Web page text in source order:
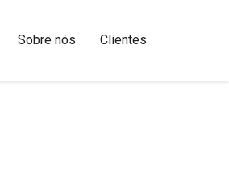
Sobre nós Clientes